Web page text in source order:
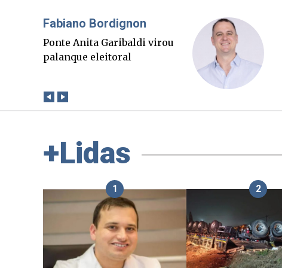
Misael Elias
O Boato corre mais rápido
que a verdade. Mas quem
+Lidas
1 2